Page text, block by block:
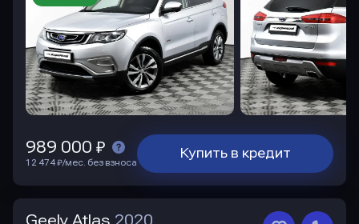
Купить в кредит
989 000 ₽
12 474 ₽/мес. без взноса